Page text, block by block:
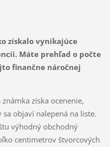
získalo vynikajúce
Máte prehľad o počte
finančne náročnej
získa ocenenie,
objaví nalepená na liste.
výhodný obchodný
centimetrov štvorcových